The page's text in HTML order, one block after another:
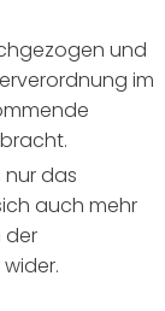
und
im
nur das
auch mehr
der